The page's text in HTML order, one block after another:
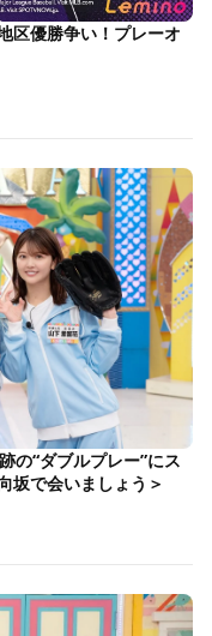
区優勝争い！プレーオ
の“ダブルプレー”にス
坂で会いましょう＞